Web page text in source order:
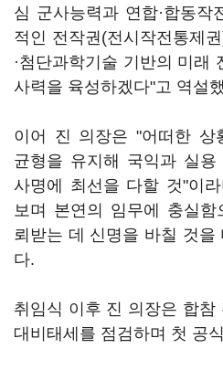
심 군사능력과 연합·합동작
적인 전작권(전시작전통제
·첨단과학기술 기반의 미래
사력을 육성하겠다"고 역설
이어 진 의장은 "어떠한 상
균형을 유지해 국익과 실용
사명에 최선을 다할 것"이
보며 본연의 임무에 충실함
뢰받는 데 신명을 바칠 것을
다.
취임식 이후 진 의장은 합
대비태세를 점검하며 첫 공